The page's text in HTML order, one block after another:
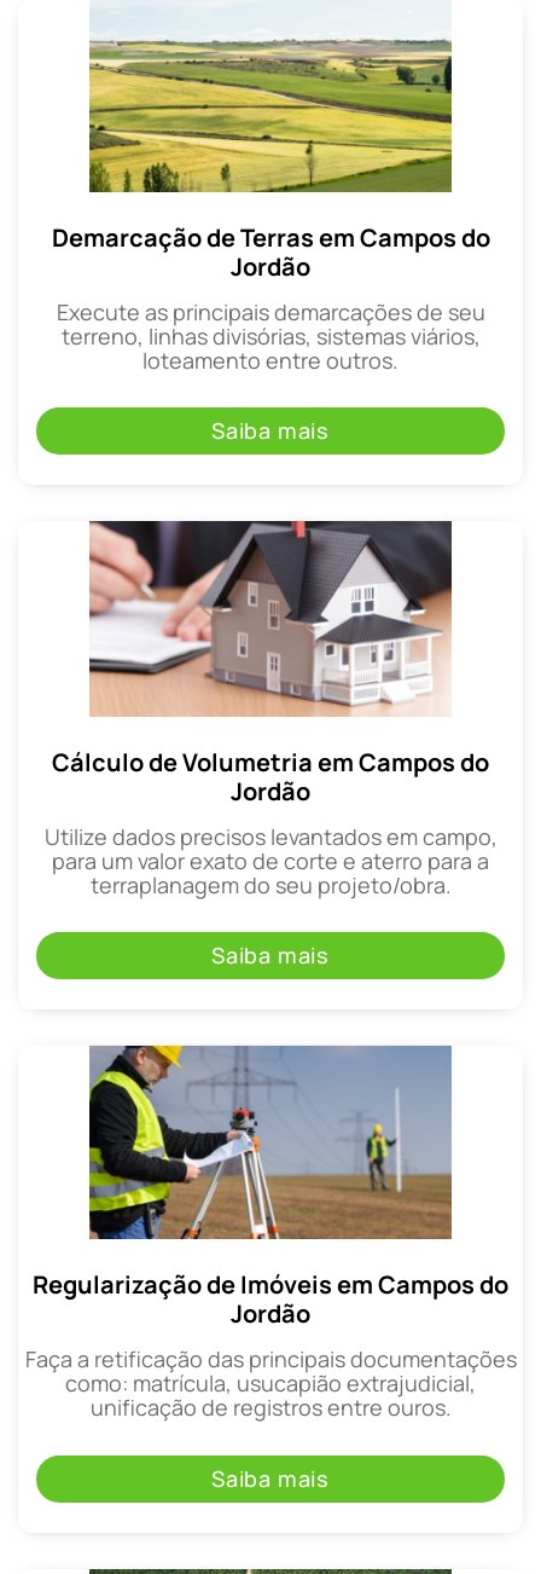
Demarcação de Terras em Campos do
Jordão
Execute as principais demarcações de seu
terreno, linhas divisórias, sistemas viários,
loteamento entre outros.
Saiba mais
Cálculo de Volumetria em Campos do
Jordão
Utilize dados precisos levantados em campo,
para um valor exato de corte e aterro para a
terraplanagem do seu projeto/obra.
Saiba mais
Regularização de Imóveis em Campos do
Jordão
Faça a retificação das principais documentações
como: matrícula, usucapião extrajudicial,
unificação de registros entre ouros.
Saiba mais